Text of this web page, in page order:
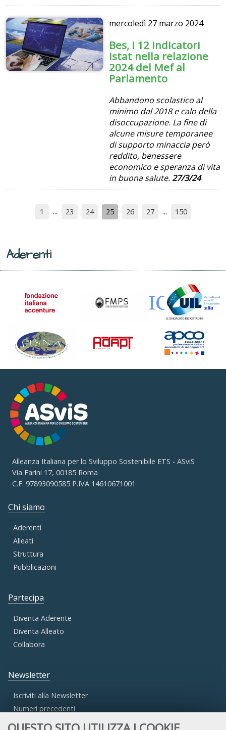
mercoledì 27 marzo 2024
Bes, i 12 indicatori
Istat nella relazione
2024 del Mef al
Parlamento
Abbandono scolastico al
minimo dal 2018 e calo della
disoccupazione. La fine di
alcune misure temporanee
di supporto minaccia però
reddito, benessere
economico e speranza di vita
in buona salute.27/3/24
1 23 24 25 26 27 150
Aderenti
Alleanza Italiana per lo Sviluppo Sostenibile ETS - ASviS
Via Farini 17, 00185 Roma
C.F. 97893090585 P.IVA 14610671001
Chi siamo
Aderenti
Alleati
Struttura
Pubblicazioni
Partecipa
Diventa Aderente
Diventa Alleato
Collabora
Newsletter
Iscriviti alla Newsletter
Numeri precedenti